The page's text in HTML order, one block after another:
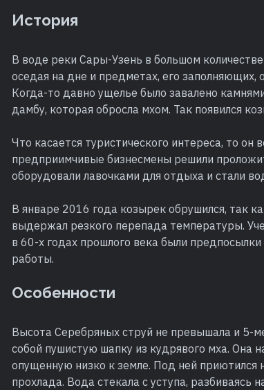
История
В воде реки Сары-Узень в большом
оседая на дне и предметах, его
Когда-то давно ущелье было завалено
дамбу, которая обросла мхом. Так появился
Что касается туристического интереса, то он
предприимчивые бизнесмены решили
оборудовали лавочками для отдыха и стали
В январе 2016 года козырек обрушился, так
выдержал резкого перепада температуры.
в 60-х годах прошлого века были
работы.
Особенности
Высота Серебряных струй не превышала и 5-
собой пушистую шапку из кудрявого мха. Она
опущенную низко к земле. Под ней приютился
прохлада. Вода стекала с уступа,